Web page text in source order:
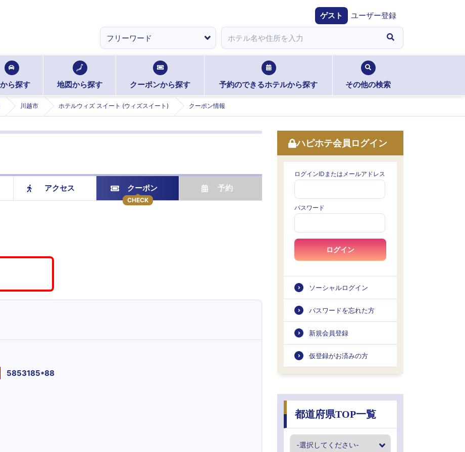
ゲスト ユーザー登録
ら探す 地図から探す クーポンから探す 予約のできるホテルから探す その他の検索
川越市 ホテルウィズ スイート (ウィズスイート) クーポン情報
アクセス
CHECK
クーポン 予約
5853185*88
ハピホテ会員ログイン
ログインIDまたはメールアドレス
パスワード
ログイン
ソーシャルログイン
パスワードを忘れた方
新規会員登録
仮登録がお済みの方
都道府県TOP一覧